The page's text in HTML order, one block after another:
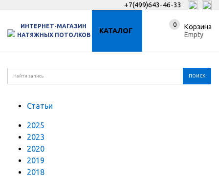
+7(499)643-46-33
ИНТЕРНЕТ-МАГАЗИН
НАТЯЖНЫХ ПОТОЛКОВ
КАТАЛОГ
0
Корзина
Empty
Статьи
2025
2023
2020
2019
2018